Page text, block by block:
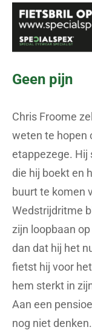
Geen pijn
Chris Froome
weten te hopen
etappezege. Hij
die hij boekt en
buurt te komen
Wedstrijdritme
zijn loopbaan
dan dat hij het
fietst hij voor
hem sterkt in
Aan een
nog niet denken.